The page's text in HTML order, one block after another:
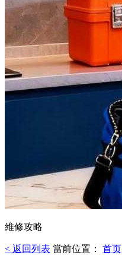
維修攻略
< 返回列表 當前位置： 首页